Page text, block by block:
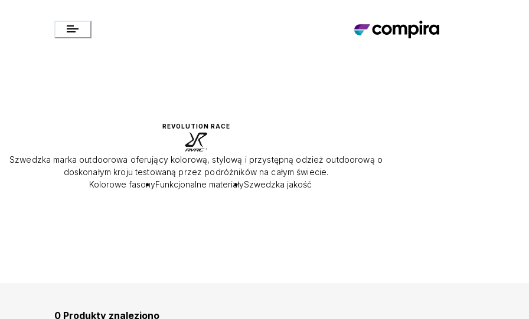
REVOLUTION RACE
Szwedzka marka outdoorowa oferujący kolorową, stylową i przystępną odzież outdoorową o
doskonałym kroju testowaną przez podróżników na całym świecie.
Kolorowe fasonyFunkcjonalne materiałySzwedzka jakość
0 Produkty znaleziono